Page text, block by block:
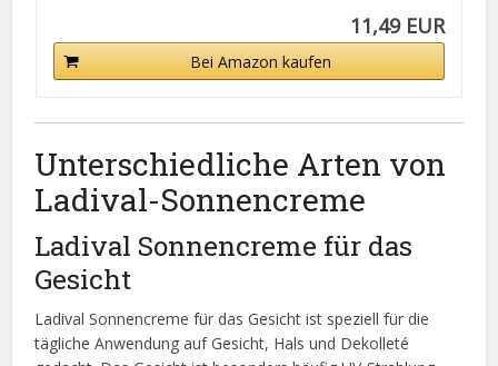
11,49 EUR
Bei Amazon kaufen
Unterschiedliche Arten von
Ladival-Sonnencreme
Ladival Sonnencreme für das
Gesicht
Ladival Sonnencreme für das Gesicht ist speziell für die
tägliche Anwendung auf Gesicht, Hals und Dekolleté